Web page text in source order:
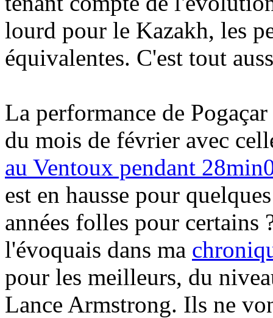
lourd pour le Kazakh, les
équivalentes. C'est tout
La performance de
du mois de février avec
au Ventoux pendant
est en hausse pour
années folles pour
l'évoquais dans ma
pour les meilleurs, du
Lance Armstrong. Ils ne